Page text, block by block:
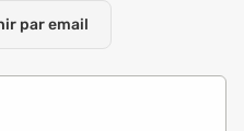
par email